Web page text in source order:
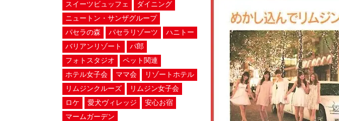
スイーツビュッフェ
ダイニング
ニュートン・サンザグループ
パセラの森
パセラリゾーツ
ハニトー
バリアンリゾート
パ郎
フォトスタジオ
ペット関連
ホテル女子会
ママ会
リゾートホテル
リムジンクルーズ
リムジン女子会
ロケ
愛犬ヴィレッジ
安心お宿
マームガーデン